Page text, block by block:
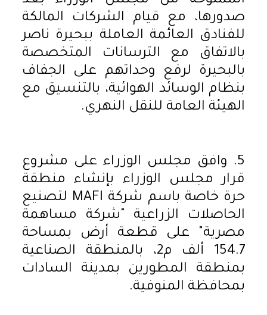
صدورها، مع قيام الشركات المالكة
للفنادق العائمة العاملة ببحيرة ناصر
بالاتفاق مع الترسانات المتخصصة
بالبحيرة لرفع وحداتهم على الجفاف
بنظام الوسائد الهوائية، بالتنسيق مع
الهيئة العامة للنقل النهري.
5. وافق مجلس الوزراء على مشروع
قرار مجلس الوزراء بإنشاء منطقة
حرة خاصة باسم شركة MAFI لتصنيع
الحاصلات الزراعية "شركة مساهمة
مصرية" على قطعة أرض بمساحة
154.7 ألف م2، بالمنطقة الصناعية
بمنطقة المطورين بمدينة السادات
بمحافظة المنوفية.